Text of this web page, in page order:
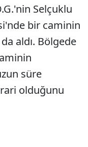
Selçuklu
bir caminin
aldı. Bölgede
süre
olduğunu